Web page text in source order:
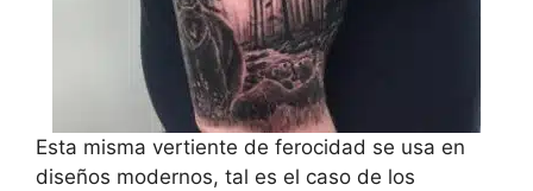
Esta misma vertiente de ferocidad se usa en
diseños modernos, tal es el caso de los